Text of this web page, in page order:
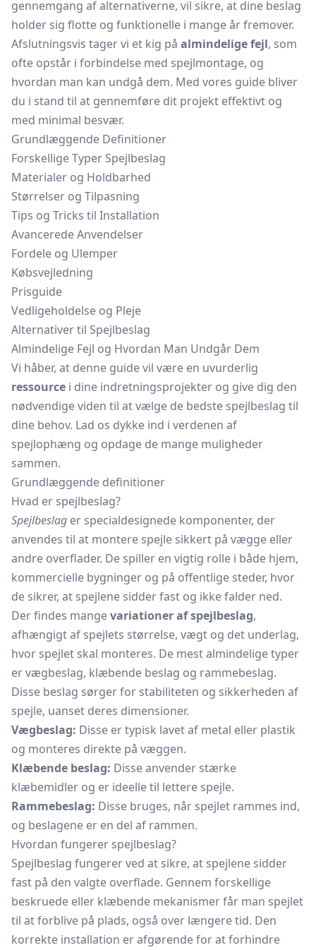
gennemgang af alternativerne, vil sikre, at dine beslag
holder sig flotte og funktionelle i mange år fremover.
Afslutningsvis tager vi et kig på almindelige fejl, som
ofte opstår i forbindelse med spejlmontage, og
hvordan man kan undgå dem. Med vores guide bliver
du i stand til at gennemføre dit projekt effektivt og
med minimal besvær.
Grundlæggende Definitioner
Forskellige Typer Spejlbeslag
Materialer og Holdbarhed
Størrelser og Tilpasning
Tips og Tricks til Installation
Avancerede Anvendelser
Fordele og Ulemper
Købsvejledning
Prisguide
Vedligeholdelse og Pleje
Alternativer til Spejlbeslag
Almindelige Fejl og Hvordan Man Undgår Dem
Vi håber, at denne guide vil være en uvurderlig
ressource i dine indretningsprojekter og give dig den
nødvendige viden til at vælge de bedste spejlbeslag til
dine behov. Lad os dykke ind i verdenen af
spejlophæng og opdage de mange muligheder
sammen.
Grundlæggende definitioner
Hvad er spejlbeslag?
Spejlbeslag er specialdesignede komponenter, der
anvendes til at montere spejle sikkert på vægge eller
andre overflader. De spiller en vigtig rolle i både hjem,
kommercielle bygninger og på offentlige steder, hvor
de sikrer, at spejlene sidder fast og ikke falder ned.
Der findes mangevariationer af spejlbeslag,
afhængigt af spejlets størrelse, vægt og det underlag,
hvor spejlet skal monteres. De mest almindelige typer
er vægbeslag, klæbende beslag og rammebeslag.
Disse beslag sørger for stabiliteten og sikkerheden af
spejle, uanset deres dimensioner.
Vægbeslag: Disse er typisk lavet af metal eller plastik
og monteres direkte på væggen.
Klæbende beslag: Disse anvender stærke
klæbemidler og er ideelle til lettere spejle.
Rammebeslag: Disse bruges, når spejlet rammes ind,
og beslagene er en del af rammen.
Hvordan fungerer spejlbeslag?
Spejlbeslag fungerer ved at sikre, at spejlene sidder
fast på den valgte overflade. Gennem forskellige
beskruede eller klæbende mekanismer får man spejlet
til at forblive på plads, også over længere tid. Den
korrekte installation er afgørende for at forhindre